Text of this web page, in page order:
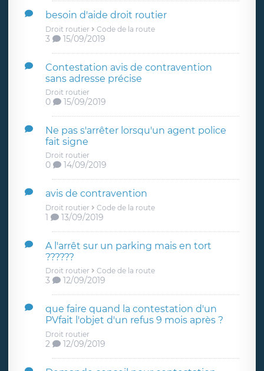
besoin d'aide droit routier
Droit routier Code de la route
3 15/09/2019
Contestation avis de contravention
sans adresse précise
Droit routier
0 15/09/2019
Ne pas s'arrêter lorsqu'un agent police
fait signe
Droit routier
0 14/09/2019
avis de contravention
Droit routier Code de la route
1 13/09/2019
A l'arrêt sur un parking mais en tort
??????
Droit routier Code de la route
3 12/09/2019
que faire quand la contestation d'un
PVfait l'objet d'un refus 9 mois après ?
Droit routier
2 12/09/2019